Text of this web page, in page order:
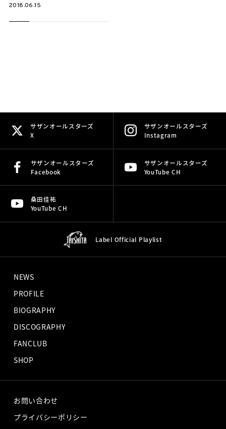
2018.06.15
サザンオールスターズ
X
サザンオールスターズ
Instagram
サザンオールスターズ
Facebook
サザンオールスターズ
YouTube CH
桑田佳祐
YouTube CH
Label Official Playlist
NEWS
PROFILE
BIOGRAPHY
DISCOGRAPHY
FANCLUB
SHOP
お問い合わせ
プライバシーポリシー